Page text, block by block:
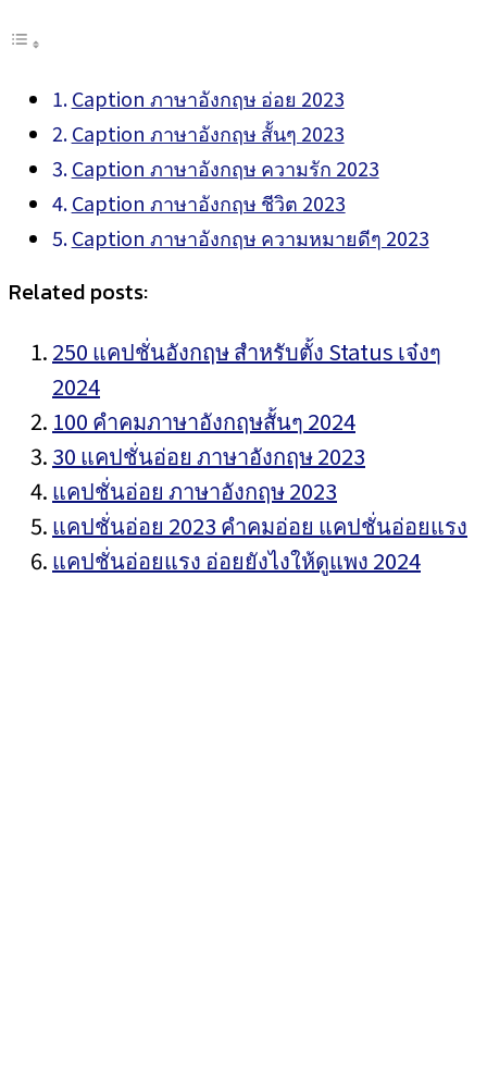
Caption ภาษาอังกฤษ อ่อย 2023
Caption ภาษาอังกฤษ สั้นๆ 2023
Caption ภาษาอังกฤษ ความรัก 2023
Caption ภาษาอังกฤษ ชีวิต 2023
Caption ภาษาอังกฤษ ความหมายดีๆ 2023
Related posts:
250 แคปชั่นอังกฤษ สำหรับตั้ง Status เจ๋งๆ
2024
100 คำคมภาษาอังกฤษสั้นๆ 2024
30 แคปชั่นอ่อย ภาษาอังกฤษ 2023
แคปชั่นอ่อย ภาษาอังกฤษ 2023
แคปชั่นอ่อย 2023 คำคมอ่อย แคปชั่นอ่อยแรง
แคปชั่นอ่อยแรง อ่อยยังไงให้ดูแพง 2024